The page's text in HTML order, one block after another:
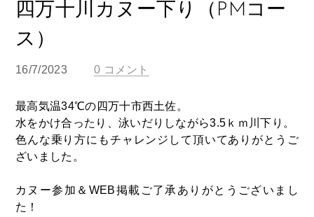
四万十川カヌー下り（PMコー
ス）
16/7/2023 0 コメント
最高気温34℃の四万十市西土佐。
水をかけ合ったり、泳いだりしながら3.5ｋｍ川下り。
色んな乗り方にもチャレンジして頂いてありがとうご
ざいました。
カヌー参加＆WEB掲載ご了承ありがとうございまし
た！